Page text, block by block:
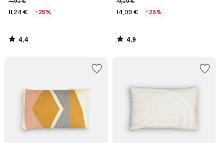
11,24 € -25%
4,4
/
14,99 € -25%
4,9
/